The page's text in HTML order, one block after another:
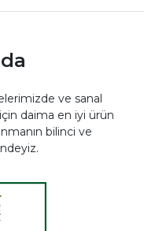
ve sanal
daima en iyi ürün
bilinci ve